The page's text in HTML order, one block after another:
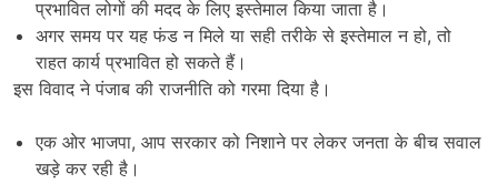
प्रभावित लोगों की मदद के लिए इस्तेमाल किया जाता है।
अगर समय पर यह फंड न मिले या सही तरीके से इस्तेमाल न हो, तो
राहत कार्य प्रभावित हो सकते हैं।
इस विवाद ने पंजाब की राजनीति को गरमा दिया है।
एक ओर भाजपा, आप सरकार को निशाने पर लेकर जनता के बीच सवाल
खड़े कर रही है।